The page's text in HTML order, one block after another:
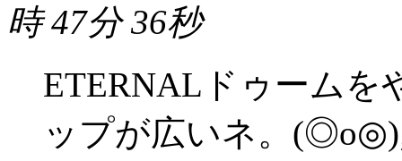
時 47分 36秒
ETERNALドゥームを
ップが広いネ。